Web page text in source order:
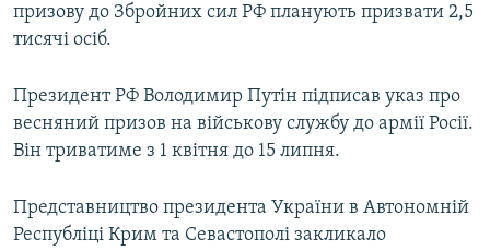
призову до Збройних сил РФ планують призвати 2,5
тисячі осіб.
Президент РФ Володимир Путін підписав указ про
весняний призов на військову службу до армії Росії.
Він триватиме з 1 квітня до 15 липня.
Представництво президента України в Автономній
Республіці Крим та Севастополі закликало